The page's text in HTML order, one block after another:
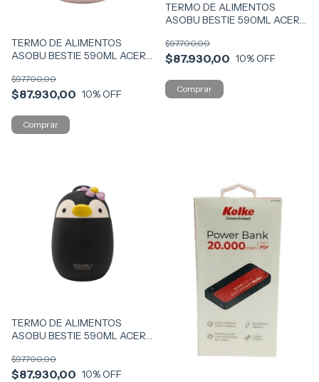
TERMO DE ALIMENTOS
ASOBU BESTIE 590ML ACERO
$87.930,00
$97.700,00
10% OFF
TERMO DE ALIMENTOS
ASOBU BESTIE 590ML ACERO
$87.930,00
$97.700,00
10% OFF
TERMO DE ALIMENTOS
ASOBU BESTIE 590ML ACERO
$87.930,00
$97.700,00
10% OFF